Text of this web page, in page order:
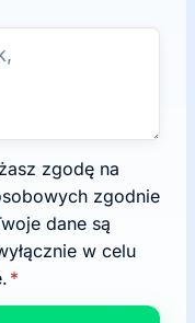
zgodnie
dane są
w celu
*